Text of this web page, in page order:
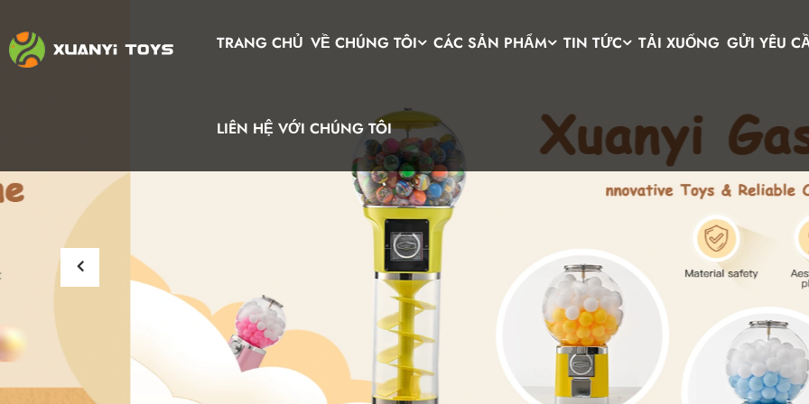
TRANG CHỦ VỀ CHÚNG TÔI CÁC SẢN PHẨM TIN TỨC TẢI XUỐNG GỬI YÊU
LIÊN HỆ VỚI CHÚNG TÔI